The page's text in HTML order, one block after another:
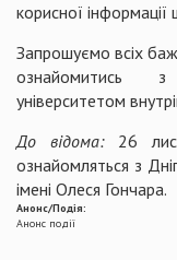
корисної
Запрошуємо всіх
ознайомитись з
університетом
До відома: 26
ознайомляться з
імені Олеся Гончара.
Анонс/Подія:
Анонс події